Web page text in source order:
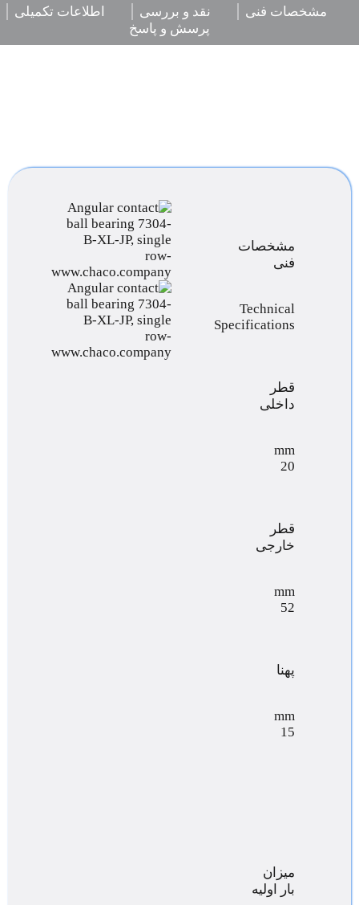
مشخصات فنی نقد و بررسی
اطلاعات تکمیلی
پرسش و پاسخ
مشخصات
فنی
Technical
Specifications
قطر
داخلی
mm
20
قطر
خارجی
mm
52
پهنا
mm
15
میزان
بار اولیه